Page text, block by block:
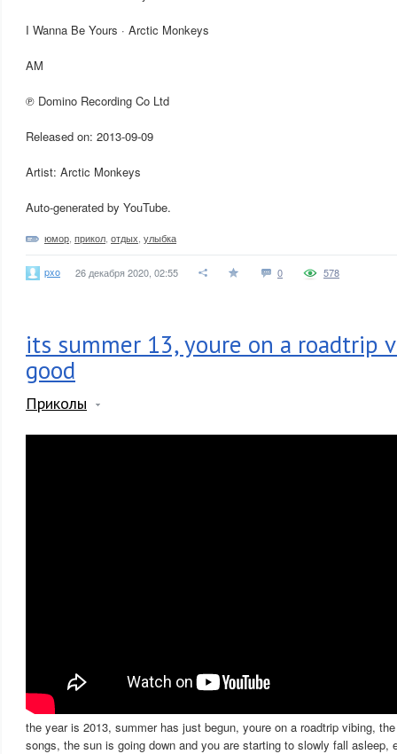
I Wanna Be Yours · Arctic Monkeys
AM
℗ Domino Recording Co Ltd
Released on: 2013-09-09
Artist: Arctic Monkeys
Auto-generated by YouTube.
юмор прикол отдых улыбка
pxo 26 декабря 2020, 02:55 0 578
its summer 13, youre on a roadtrip
good
Приколы
the year is 2013, summer has just begun, youre on a roadtrip vibing,
songs, the sun is going down and you are starting to slowly fall